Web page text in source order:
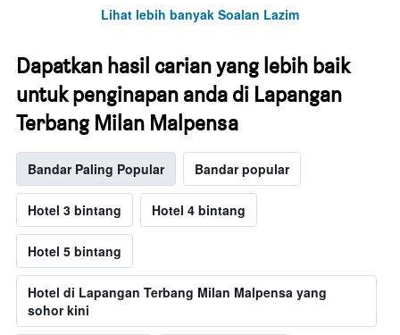
Lihat lebih banyak Soalan Lazim
Dapatkan hasil carian yang lebih baik
untuk penginapan anda di Lapangan
Terbang Milan Malpensa
Bandar Paling Popular Bandar popular
Hotel 3 bintang Hotel 4 bintang
Hotel 5 bintang
Hotel di Lapangan Terbang Milan Malpensa yang
sohor kini